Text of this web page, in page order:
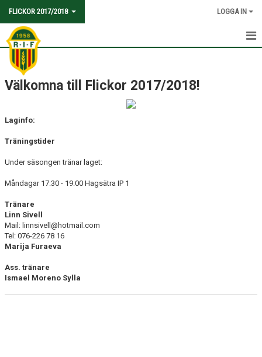
FLICKOR 2017/2018 LOGGA IN
HEM
KALENDER
Välkomna till Flickor 2017/2018!
Laginfo:
Träningstider
Under säsongen tränar laget:
Måndagar 17:30 - 19:00 Hagsätra IP 1
Tränare
Linn Sivell
Mail: linnsivell@hotmail.com
Tel: 076-226 78 16
Marija Furaeva
Ass. tränare
Ismael Moreno Sylla